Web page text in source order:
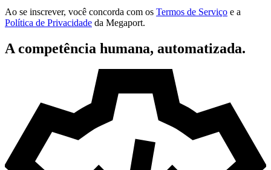
Ao se inscrever, você concorda com os Termos de Serviço e a
Política de Privacidade da Megaport.
A competência humana, automatizada.